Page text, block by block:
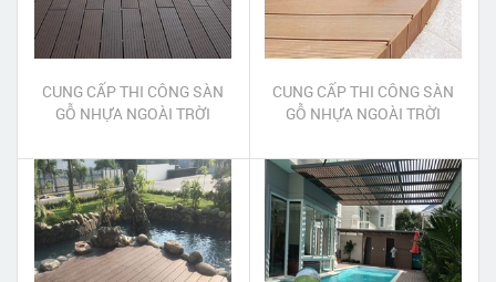
CUNG CẤP THI CÔNG SÀN
GỖ NHỰA NGOÀI TRỜI
CUNG CẤP THI CÔNG SÀN
GỖ NHỰA NGOÀI TRỜI